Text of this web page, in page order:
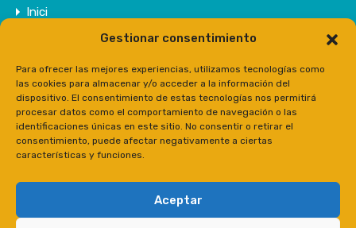
Gestionar consentimiento
Para ofrecer las mejores experiencias, utilizamos tecnologías como
las cookies para almacenar y/o acceder a la información del
dispositivo. El consentimiento de estas tecnologías nos permitirá
procesar datos como el comportamiento de navegación o las
identificaciones únicas en este sitio. No consentir o retirar el
consentimiento, puede afectar negativamente a ciertas
características y funciones.
Aceptar
Inici
Propietats
Contacte
Prensa